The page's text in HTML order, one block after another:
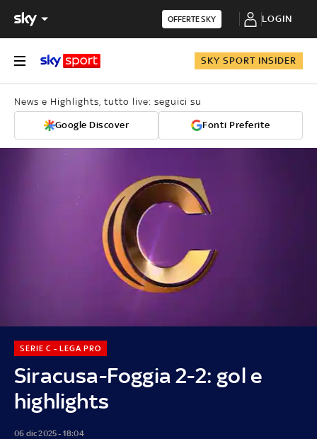
OFFERTE SKY LOGIN
SKY SPORT INSIDER
News e Highlights, tutto live: seguici su
Google Discover Fonti Preferite
Siracusa-Foggia 2-2: gol e
highlights
SERIE C - LEGA PRO
06 dic 2025 - 18:04